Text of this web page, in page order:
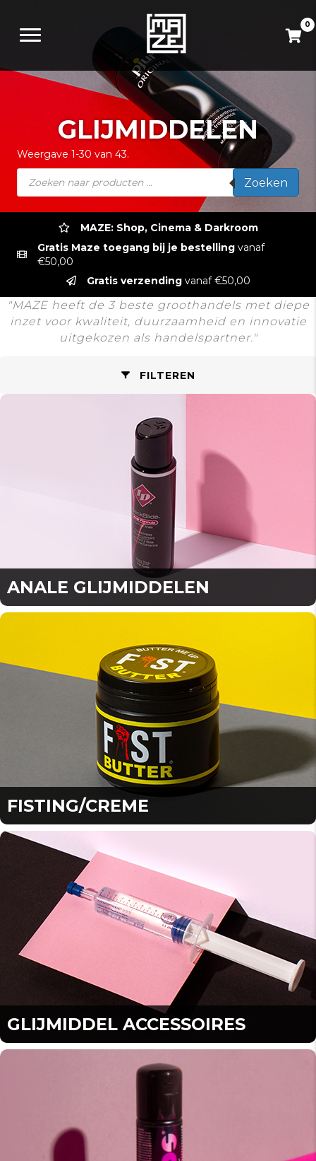
0
GLIJMIDDELEN
Weergave 1-30 van 43.
Producten
zoeken Zoeken
MAZE: Shop, Cinema & Darkroom
Gratis Maze toegang bij je bestelling vanaf
€50,00
Gratis verzendingvanaf €50,00
"MAZE heeft de 3 beste groothandels met diepe
inzet voor kwaliteit, duurzaamheid en innovatie
uitgekozen als handelspartner."
FILTEREN
ANALE GLIJMIDDELEN
FISTING/CREME
GLIJMIDDEL ACCESSOIRES